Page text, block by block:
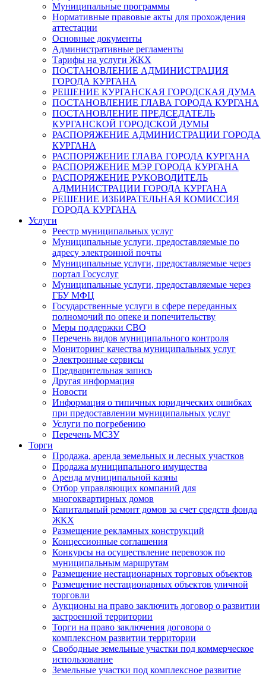
Муниципальные программы
Нормативные правовые акты для прохождения
аттестации
Основные документы
Административные регламенты
Тарифы на услуги ЖКХ
ПОСТАНОВЛЕНИЕ АДМИНИСТРАЦИЯ
ГОРОДА КУРГАНА
РЕШЕНИЕ КУРГАНСКАЯ ГОРОДСКАЯ ДУМА
ПОСТАНОВЛЕНИЕ ГЛАВА ГОРОДА КУРГАНА
ПОСТАНОВЛЕНИЕ ПРЕДСЕДАТЕЛЬ
КУРГАНСКОЙ ГОРОДСКОЙ ДУМЫ
РАСПОРЯЖЕНИЕ АДМИНИСТРАЦИИ ГОРОДА
КУРГАНА
РАСПОРЯЖЕНИЕ ГЛАВА ГОРОДА КУРГАНА
РАСПОРЯЖЕНИЕ МЭР ГОРОДА КУРГАНА
РАСПОРЯЖЕНИЕ РУКОВОДИТЕЛЬ
АДМИНИСТРАЦИИ ГОРОДА КУРГАНА
РЕШЕНИЕ ИЗБИРАТЕЛЬНАЯ КОМИССИЯ
ГОРОДА КУРГАНА
Услуги
Реестр муниципальных услуг
Муниципальные услуги, предоставляемые по
адресу электронной почты
Муниципальные услуги, предоставляемые через
портал Госуслуг
Муниципальные услуги, предоставляемые через
ГБУ МФЦ
Государственные услуги в сфере переданных
полномочий по опеке и попечительству
Меры поддержки СВО
Перечень видов муниципального контроля
Мониторинг качества муниципальных услуг
Электронные сервисы
Предварительная запись
Другая информация
Новости
Информация о типичных юридических ошибках
при предоставлении муниципальных услуг
Услуги по погребению
Перечень МСЗУ
Торги
Продажа, аренда земельных и лесных участков
Продажа муниципального имущества
Аренда муниципальной казны
Отбор управляющих компаний для
многоквартирных домов
Капитальный ремонт домов за счет средств фонда
ЖКХ
Размещение рекламных конструкций
Концессионные соглашения
Конкурсы на осуществление перевозок по
муниципальным маршрутам
Размещение нестационарных торговых объектов
Размещение нестационарных объектов уличной
торговли
Аукционы на право заключить договор о развитии
застроенной территории
Торги на право заключения договора о
комплексном развитии территории
Свободные земельные участки под коммерческое
использование
Земельные участки под комплексное развитие